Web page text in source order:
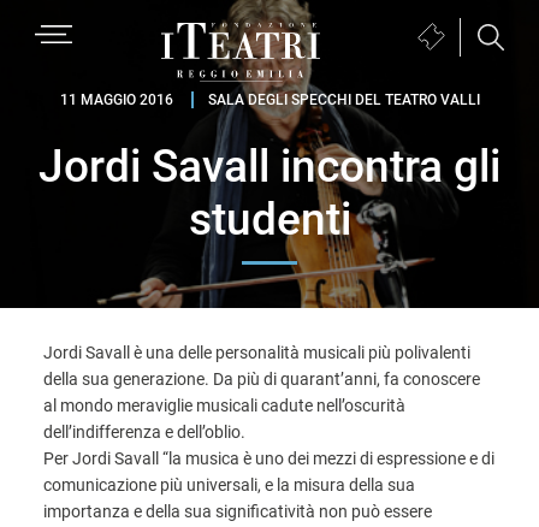
primaria
principale
Fondazione
Teatri
Reggio
Emilia
Biglietteria
apre
una
nuova
11 MAGGIO 2016 SALA DEGLI SPECCHI DEL TEATRO VALLI
Jordi Savall incontra gli
studenti
Jordi Savall è una delle personalità musicali più polivalenti
della sua generazione. Da più di quarant’anni, fa conoscere
al mondo meraviglie musicali cadute nell’oscurità
dell’indifferenza e dell’oblio.
Per Jordi Savall “la musica è uno dei mezzi di espressione e di
comunicazione più universali, e la misura della sua
importanza e della sua significatività non può essere